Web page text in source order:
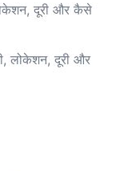
दूरी और कैसे
लोकेशन, दूरी और